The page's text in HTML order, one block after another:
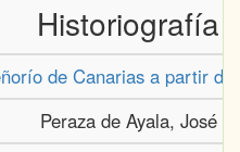
Historiografía
de Canarias a partir
Peraza de Ayala, José